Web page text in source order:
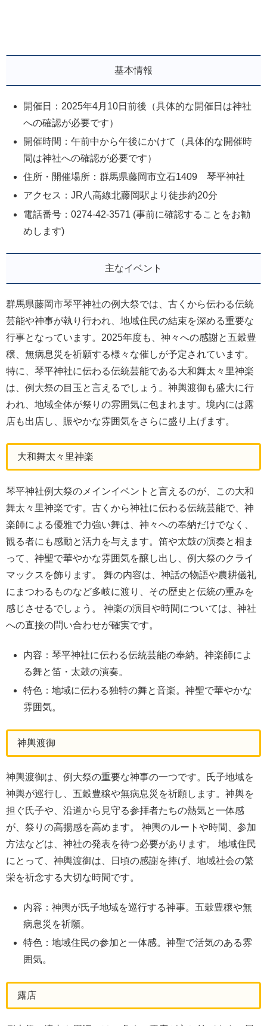
基本情報
開催日：2025年4月10日前後（具体的な開催日は神社
への確認が必要です）
開催時間：午前中から午後にかけて（具体的な開催時
間は神社への確認が必要です）
住所・開催場所：群馬県藤岡市立石1409 琴平神社
アクセス：JR八高線北藤岡駅より徒歩約20分
電話番号：0274-42-3571 (事前に確認することをお勧
めします)
主なイベント
群馬県藤岡市琴平神社の例大祭では、古くから伝わる伝統
芸能や神事が執り行われ、地域住民の結束を深める重要な
行事となっています。2025年度も、神々への感謝と五穀豊
穣、無病息災を祈願する様々な催しが予定されています。
特に、琴平神社に伝わる伝統芸能である大和舞太々里神楽
は、例大祭の目玉と言えるでしょう。神輿渡御も盛大に行
われ、地域全体が祭りの雰囲気に包まれます。境内には露
店も出店し、賑やかな雰囲気をさらに盛り上げます。
大和舞太々里神楽
琴平神社例大祭のメインイベントと言えるのが、この大和
舞太々里神楽です。古くから神社に伝わる伝統芸能で、神
楽師による優雅で力強い舞は、神々への奉納だけでなく、
観る者にも感動と活力を与えます。笛や太鼓の演奏と相ま
って、神聖で華やかな雰囲気を醸し出し、例大祭のクライ
マックスを飾ります。 舞の内容は、神話の物語や農耕儀礼
にまつわるものなど多岐に渡り、その歴史と伝統の重みを
感じさせるでしょう。 神楽の演目や時間については、神社
への直接の問い合わせが確実です。
内容：琴平神社に伝わる伝統芸能の奉納。神楽師によ
る舞と笛・太鼓の演奏。
特色：地域に伝わる独特の舞と音楽。神聖で華やかな
雰囲気。
神輿渡御
神輿渡御は、例大祭の重要な神事の一つです。氏子地域を
神輿が巡行し、五穀豊穣や無病息災を祈願します。神輿を
担ぐ氏子や、沿道から見守る参拝者たちの熱気と一体感
が、祭りの高揚感を高めます。 神輿のルートや時間、参加
方法などは、神社の発表を待つ必要があります。 地域住民
にとって、神輿渡御は、日頃の感謝を捧げ、地域社会の繁
栄を祈念する大切な時間です。
内容：神輿が氏子地域を巡行する神事。五穀豊穣や無
病息災を祈願。
特色：地域住民の参加と一体感。神聖で活気のある雰
囲気。
露店